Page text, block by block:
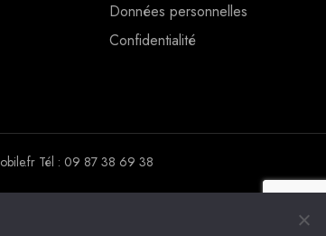
Données personnelles
Confidentialité
Tél : 09 87 38 69 38